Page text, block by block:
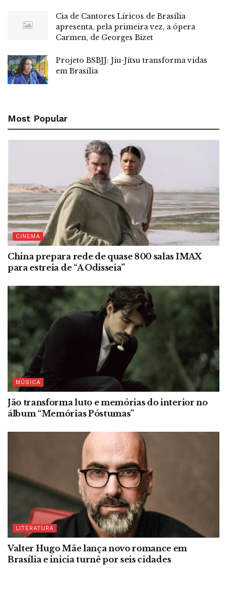
Cia de Cantores Líricos de Brasília
apresenta, pela primeira vez, a ópera
Carmen, de Georges Bizet
Projeto BSBJJ: Jiu-Jítsu transforma vidas
em Brasília
Most Popular
CINEMA
China prepara rede de quase 800 salas IMAX
para estreia de “A Odisseia”
MÚSICA
Jão transforma luto e memórias do interior no
álbum “Memórias Póstumas”
LITERATURA
Valter Hugo Mãe lança novo romance em
Brasília e inicia turnê por seis cidades